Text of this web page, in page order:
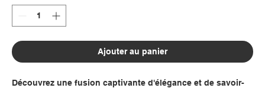
Ajouter au panier
Découvrez une fusion captivante d'élégance et de savoir-